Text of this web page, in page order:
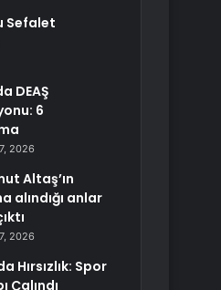
Sefalet
DEAŞ
6
2026
Altaş’ın
alındığı anlar
2026
Hırsızlık: Spor
Çalındı